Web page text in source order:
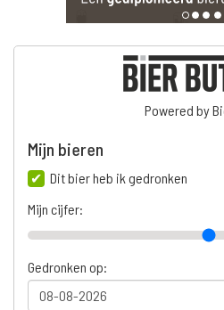
Powered by
Mijn bieren
Dit bier heb ik gedronken
Mijn cijfer:
Gedronken op: